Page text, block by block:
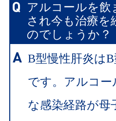
アルコールを飲
され今も治療
のでしょうか？
B型慢性肝炎は
です。アルコ
な感染経路が母